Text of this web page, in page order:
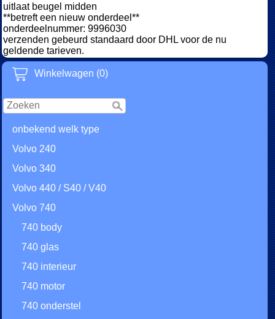
Winkelwagen (0)
onbekend welk type
Volvo 240
Volvo 340
Volvo 440 / S40 / V40
Volvo 740
740 body
740 glas
740 interieur
740 motor
740 onderstel
uitlaat beugel midden
**betreft een nieuw onderdeel**
onderdeelnummer: 9996030
verzenden gebeurd standaard door DHL voor de nu
geldende tarieven.